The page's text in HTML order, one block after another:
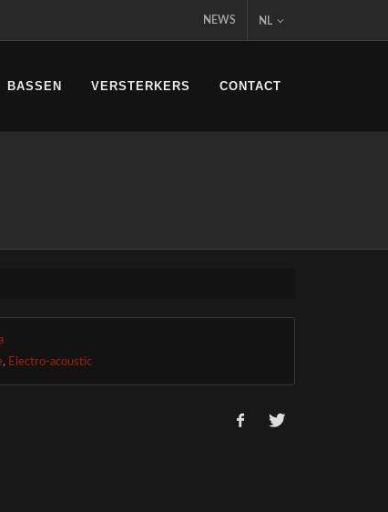
NEWS NL
BASSEN VERSTERKERS CONTACT
, Electro-acoustic